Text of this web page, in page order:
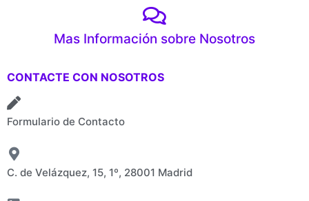
Mas Información sobre Nosotros
CONTACTE CON NOSOTROS
Formulario de Contacto
C. de Velázquez, 15, 1º, 28001 Madrid